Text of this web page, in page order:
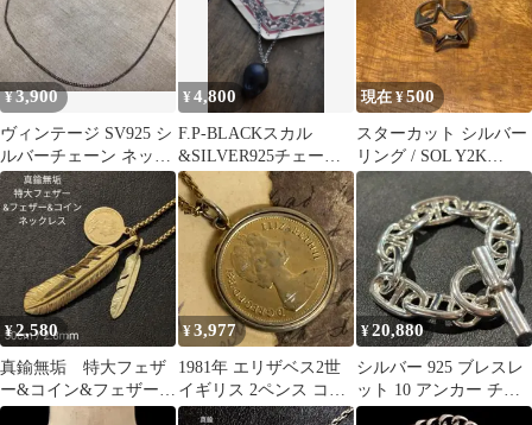
¥3,900
ヴィンテージ SV925 シ
ルバーチェーン ネック
レス 喜平 40cm 燻銀
¥4,800
F.P-BLACKスカル
&SILVER925チェーン
ネックレス
現在 ¥500
スターカット シルバー
リング / SOL Y2K
Vintage
¥2,580
真鍮無垢 特大フェザ
ー&コイン&フェザー
プラス オリジナル
¥3,977
1981年 エリザベス2世
イギリス 2ペンス コイ
ン ネックレス ヴィンテ
¥20,880
シルバー 925 ブレスレ
ット 10 アンカー チェ
ーン ヴィンテージ